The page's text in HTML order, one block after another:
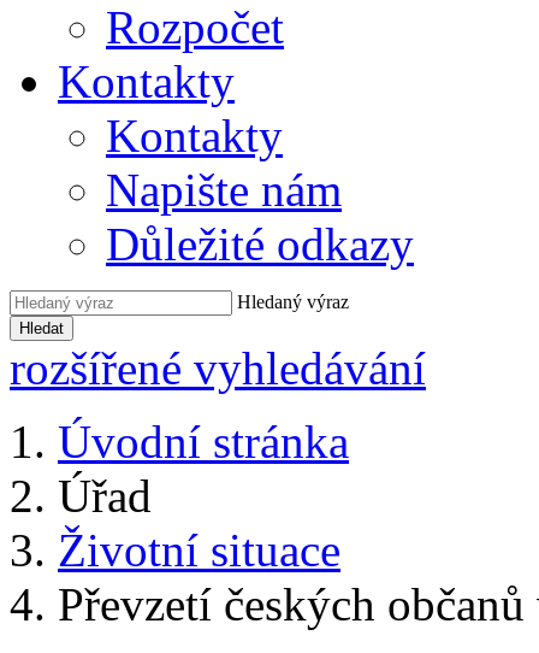
Rozpočet
Kontakty
Kontakty
Napište nám
Důležité odkazy
Hledaný výraz
Hledat
rozšířené vyhledávání
Úvodní stránka
Úřad
Životní situace
Převzetí českých